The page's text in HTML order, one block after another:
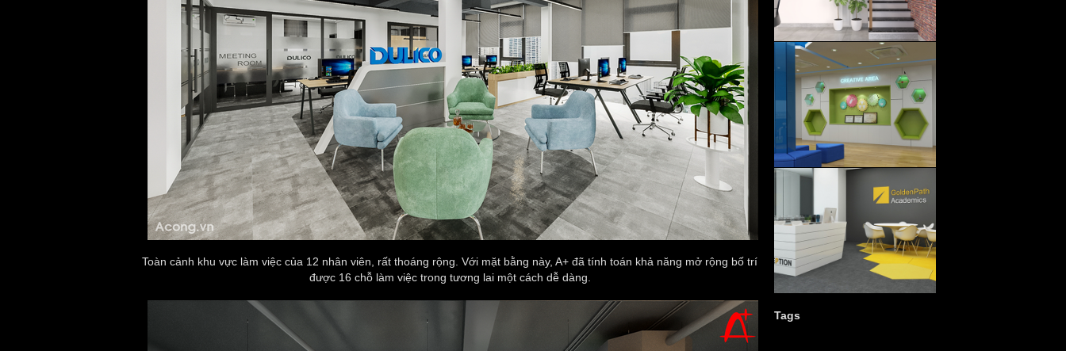
Toàn cảnh khu vực làm việc của 12 nhân viên, rất thoáng rộng. Với mặt bằng này, A+ đã tính toán khả năng mở rộng bố trí
được 16 chỗ làm việc trong tương lai một cách dễ dàng.
Tags